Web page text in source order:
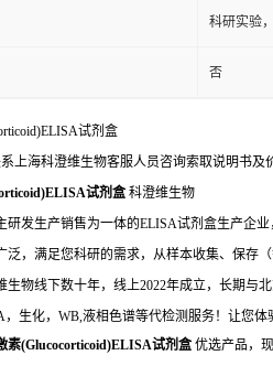
科研实验
否
试剂盒
上海科澄维生物客服人员咨询索取说明书及
试剂盒 科澄维生物
研发生产销售为一体的ELISA试剂盒生产企
泛，满足您科研的需求，从样本收集、保存
生物线下数十年，线上2022年成立，长期与
，生化，WB,液相色谱等代检测服务！让您体
素(Glucocorticoid)ELISA试剂盒 优选产品，